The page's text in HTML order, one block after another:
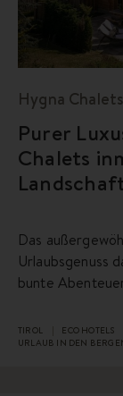
Hygna Chalets
Purer
Chalets
Das
Urlaubsgenuss
bunte
TIROL ECO HOTELS
URLAUB IN DEN